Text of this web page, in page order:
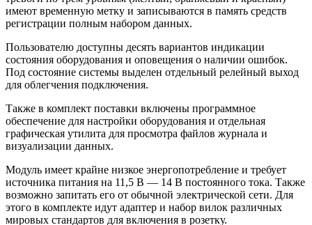
имеют временную метку и записываются в память средств
регистрации полным набором данных.
Пользователю доступны десять вариантов индикации
состояния оборудования и оповещения о наличии ошибок.
Под состояние системы выделен отдельный релейный выход
для облегчения подключения.
Также в комплект поставки включены программное
обеспечение для настройки оборудования и отдельная
графическая утилита для просмотра файлов журнала и
визуализации данных.
Модуль имеет крайне низкое энергопотребление и требует
источника питания на 11,5 В — 14 В постоянного тока. Также
возможно запитать его от обычной электрической сети. Для
этого в комплекте идут адаптер и набор вилок различных
мировых стандартов для включения в розетку.